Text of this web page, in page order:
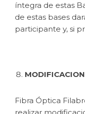
íntegra de estas
de estas bases
participante y, si
Fibra Óptica